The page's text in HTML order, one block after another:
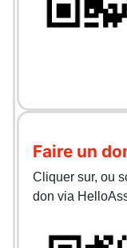
Faire un
Cliquer sur, ou
don via